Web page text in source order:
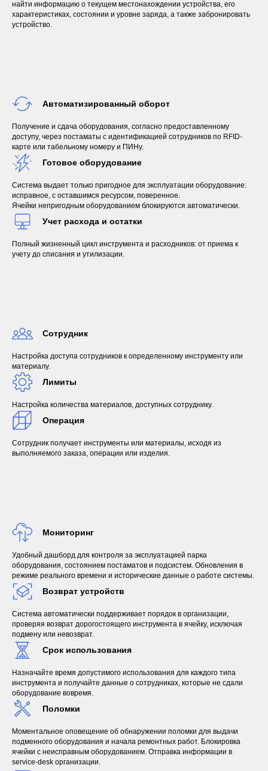
найти информацию о текущем местонахождении устройства, его
характеристиках, состоянии и уровне заряда, а также забронировать
устройство.
Автоматизированный оборот
Получение и сдача оборудования, согласно предоставленному
доступу, через постаматы с идентификацией сотрудников по RFID-
карте или табельному номеру и ПИНу.
Готовое оборудование
Система выдает только пригодное для эксплуатации оборудование:
исправное, с оставшимся ресурсом, поверенное.
Ячейки непригодным оборудованием блокируются автоматически.
Учет расхода и остатки
Полный жизненный цикл инструмента и расходников: от приема к
учету до списания и утилизации.
Сотрудник
Настройка доступа сотрудников к определенному инструменту или
материалу.
Лимиты
Настройка количества материалов, доступных сотруднику.
Операция
Сотрудник получает инструменты или материалы, исходя из
выполняемого заказа, операции или изделия.
Мониторинг
Удобный дашборд для контроля за эксплуатацией парка
оборудования, состоянием постаматов и подсистем. Обновления в
режиме реального времени и исторические данные о работе системы.
Возврат устройств
Система автоматически поддерживает порядок в организации,
проверяя возврат дорогостоящего инструмента в ячейку, исключая
подмену или невозврат.
Срок использования
Назначайте время допустимого использования для каждого типа
инструмента и получайте данные о сотрудниках, которые не сдали
оборудование вовремя.
Поломки
Моментальное оповещение об обнаружении поломки для выдачи
подменного оборудования и начала ремонтных работ. Блокировка
ячейки с неисправным оборудованием. Отправка информации в
service-desk организации.